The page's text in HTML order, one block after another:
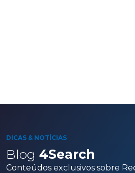
DICAS & NOTÍCIAS
Blog 4Search
Conteúdos exclusivos sobre